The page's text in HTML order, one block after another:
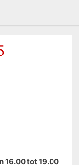
16.00 tot 19.00